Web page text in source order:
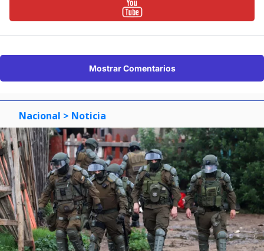
Mostrar Comentarios
Nacional > Noticia